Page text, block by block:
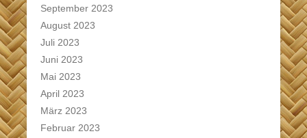
September 2023
August 2023
Juli 2023
Juni 2023
Mai 2023
April 2023
März 2023
Februar 2023